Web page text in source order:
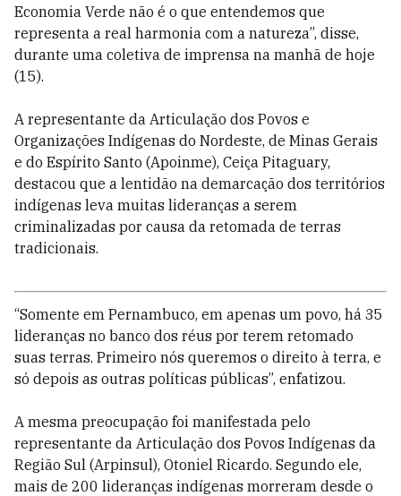
Economia Verde não é o que entendemos que
representa a real harmonia com a natureza”, disse,
durante uma coletiva de imprensa na manhã de hoje
(15).
A representante da Articulação dos Povos e
Organizações Indígenas do Nordeste, de Minas Gerais
e do Espírito Santo (Apoinme), Ceiça Pitaguary,
destacou que a lentidão na demarcação dos territórios
indígenas leva muitas lideranças a serem
criminalizadas por causa da retomada de terras
tradicionais.
“Somente em Pernambuco, em apenas um povo, há 35
lideranças no banco dos réus por terem retomado
suas terras. Primeiro nós queremos o direito à terra, e
só depois as outras políticas públicas”, enfatizou.
A mesma preocupação foi manifestada pelo
representante da Articulação dos Povos Indígenas da
Região Sul (Arpinsul), Otoniel Ricardo. Segundo ele,
mais de 200 lideranças indígenas morreram desde o